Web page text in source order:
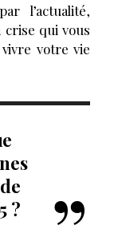
l’actualité,
crise qui vous
votre vie
?